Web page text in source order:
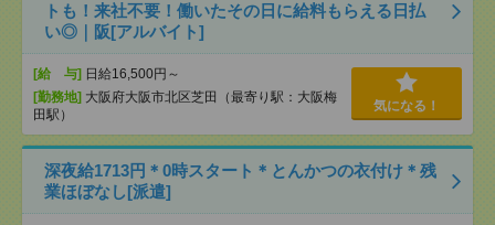
トも！来社不要！働いたその日に給料もらえる日払
い◎｜阪[アルバイト]
[給 与] 日給16,500円～
[勤務地] 大阪府大阪市北区芝田（最寄り駅：大阪梅
田駅）
気になる！
深夜給1713円＊0時スタート＊とんかつの衣付け＊残
業ほぼなし[派遣]